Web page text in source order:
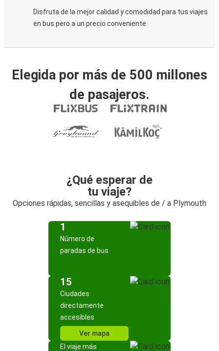
Disfruta de la mejor calidad y comodidad para tus viajes
en bus pero a un precio conveniente.
Elegida por más de 500 millones
de pasajeros.
¿Qué esperar de
tu viaje?
Opciones rápidas, sencillas y asequibles de / a Plymouth
1
Número de
paradas de bus
15
Ciudades
directamente
accesibles
Ver mapa
El viaje más